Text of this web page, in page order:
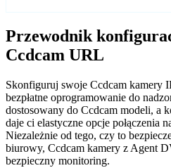
Przewodnik
Ccdcam URL
Skonfiguruj swoje Ccdcam kamery
bezpłatne oprogramowanie do
dostosowany do Ccdcam modeli, a
daje ci elastyczne opcje połączenia
Niezależnie od tego, czy to
biurowy, Ccdcam kamery z Agent
bezpieczny monitoring.